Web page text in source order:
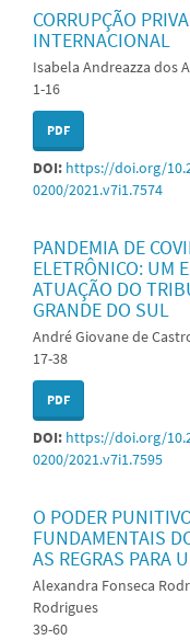
CORRUPÇÃO
INTERNACIONAL
Isabela Andreazza dos
1-16
PDF
DOI: https://doi.org/
0200/2021.v7i1.7574
PANDEMIA DE
ELETRÔNICO: UM
ATUAÇÃO DO
GRANDE DO SUL
André Giovane de
17-38
PDF
DOI: https://doi.org/
0200/2021.v7i1.7595
O PODER
FUNDAMENTAIS
AS REGRAS PARA
Alexandra Fonseca
Rodrigues
39-60